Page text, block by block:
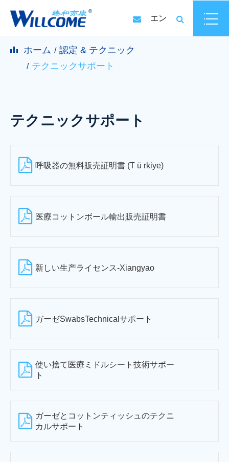
エン
ホーム
認定 & テクニック
テクニックサポート
テクニックサポート
呼吸器の無料販売証明書 (T ü rkiye)
医療コットンボール輸出販売証明書
新しい生产ライセンス-Xiangyao
ガーゼSwabsTechnicalサポート
使い捨て医療ミドルシート技術サポー
ト
ガーゼとコットンティッシュのテクニ
カルサポート